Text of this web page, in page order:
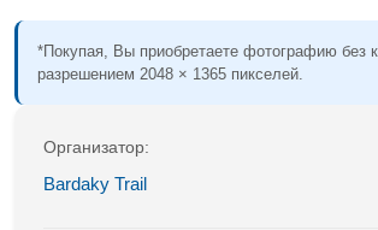
*Покупая, Вы приобретаете фотографию без
разрешением 2048 × 1365 пикселей.
Организатор:
Bardaky Trail